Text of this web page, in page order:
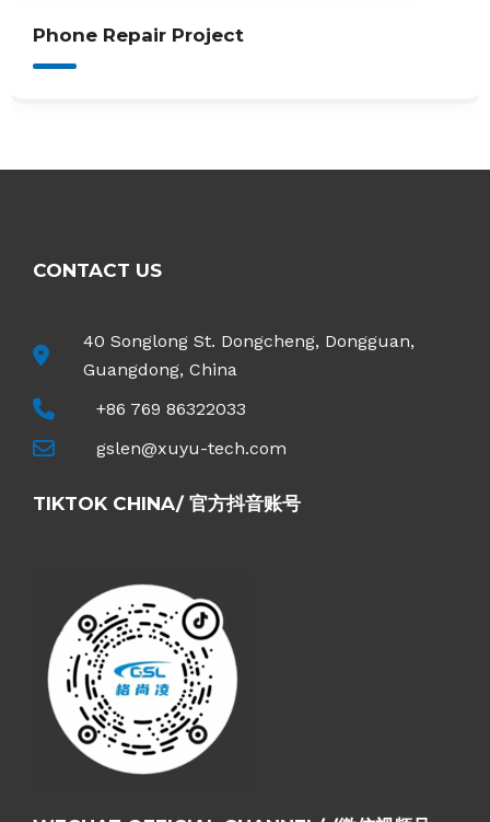
Game Console Repair Project
CONTACT US
40 Songlong St. Dongcheng, Dongguan,
Guangdong, China
+86 769 86322033
gslen@xuyu-tech.com
TIKTOK CHINA/ 官方抖音账号